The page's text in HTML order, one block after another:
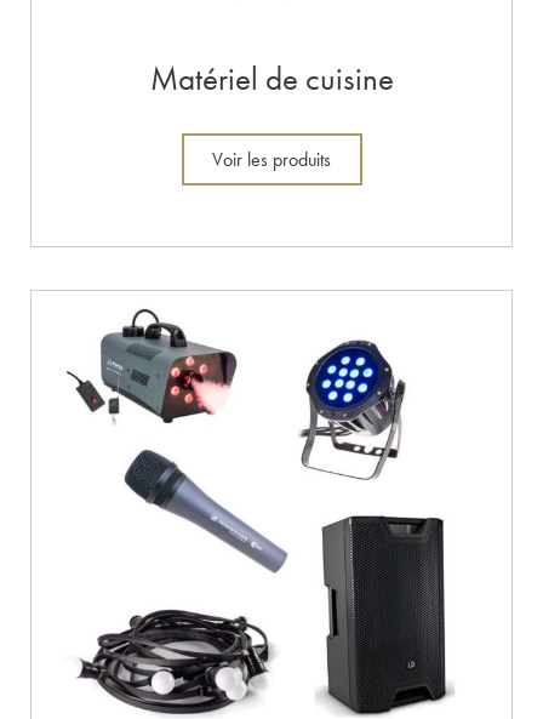
Matériel de cuisine
Voir les produits